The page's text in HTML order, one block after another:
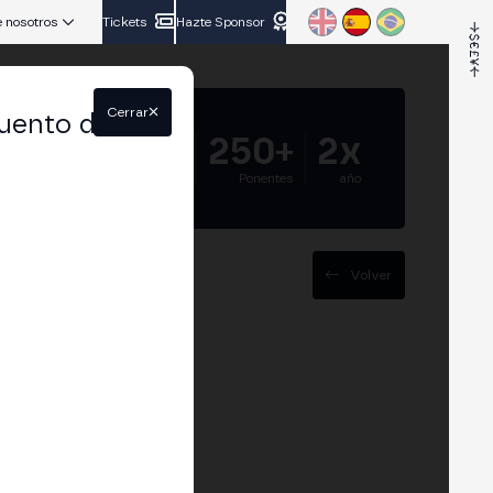
nosotros Tickets Hazte Sponsor
250+
Ponentes
2x
año
Volver
delCerrar